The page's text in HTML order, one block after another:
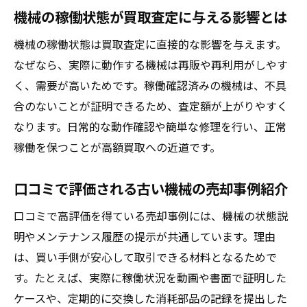
機械の稼働状態が買取査定に与える影響とは
機械の稼働状態は買取査定に直接的な影響を与えます。
なぜなら、実際に動作する機械は再販や再利用がしやす
く、需要が高いためです。稼働確認済みの機械は、不具
合のないことが証明できるため、査定額が上がりやすく
なります。日常的な動作確認や簡単な修理を行い、正常
稼働を保つことが高額買取への近道です。
口コミで評価される古い機械の売却事例紹介
口コミで高評価を得ている売却事例には、機械の状態説
明やメンテナンス履歴の提示が共通しています。理由
は、買い手側が安心して取引できる材料となるためで
す。たとえば、実際に稼働状況を動画や書面で証明した
ケースや、定期的に交換した消耗部品の記録を提出した